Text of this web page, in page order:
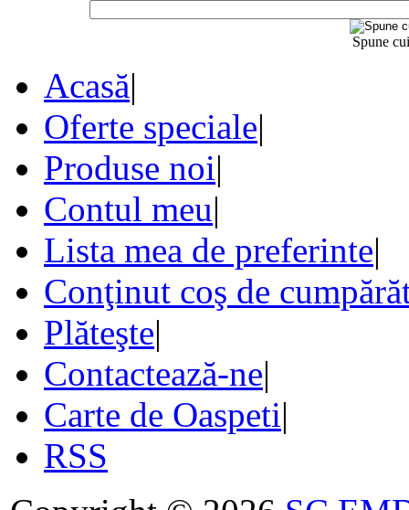
Spune
Acasă|
Oferte speciale|
Produse noi|
Contul meu|
Lista mea de preferinte|
Conţinut coş de
Plăteşte|
Contactează-ne|
Carte de Oaspeti|
RSS